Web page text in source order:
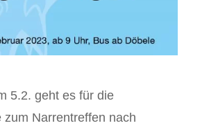
5.2. geht es für die
zum Narrentreffen nach